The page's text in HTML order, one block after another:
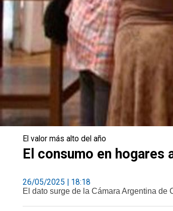
El valor más alto del año
El consumo en hogares
26/05/2025 | 18:18
El dato surge de la Cámara Argentina de